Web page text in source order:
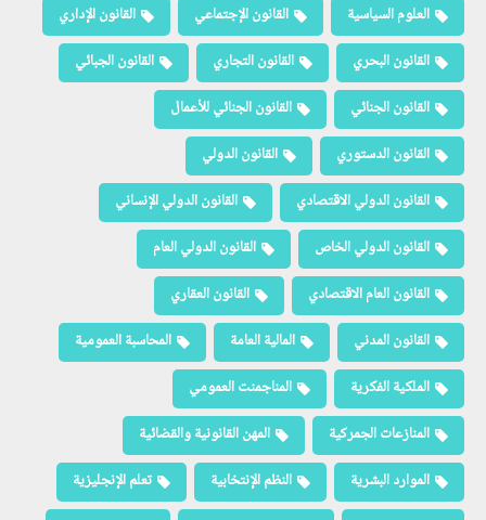
العلوم السياسية
القانون الإجتماعي
القانون الإداري
القانون البحري
القانون التجاري
القانون الجبائي
القانون الجنائي
القانون الجنائي للأعمال
القانون الدستوري
القانون الدولي
القانون الدولي الاقتصادي
القانون الدولي الإنساني
القانون الدولي الخاص
القانون الدولي العام
القانون العام الاقتصادي
القانون العقاري
القانون المدني
المالية العامة
المحاسبة العمومية
الملكية الفكرية
المناجمنت العمومي
المنازعات الجمركية
المهن القانونية والقضائية
الموارد البشرية
النظم الإنتخابية
تعلم الإنجليزية